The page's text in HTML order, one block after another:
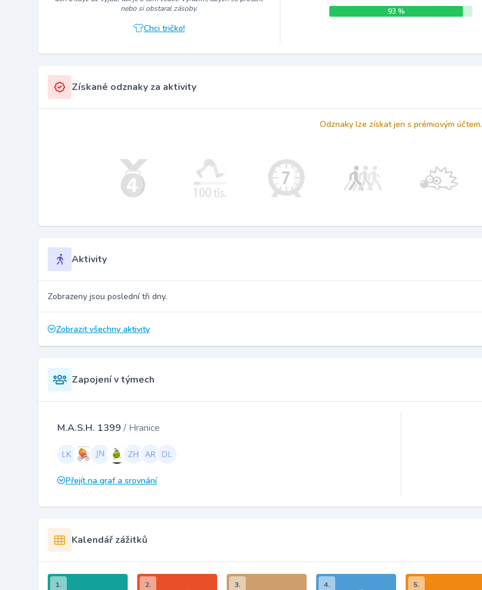
nebo si obstaral zásoby.
Chci tričko!
93 %
Získané odznaky za aktivity
Odznaky lze získat jen s prémiovým účtem.
Aktivity
Zobrazeny jsou poslední tři dny.
Zobrazit všechny aktivity
Zapojení v týmech
M.A.S.H. 1399 / Hranice
Přejít na graf a srovnání
Kalendář zážitků
1. 2. 3. 4. 5.